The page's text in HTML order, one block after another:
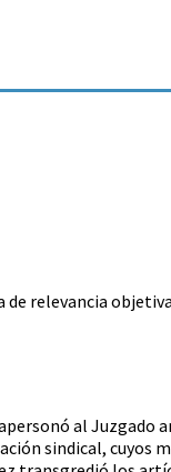
de relevancia
al Juzgado
sindical, cuyos